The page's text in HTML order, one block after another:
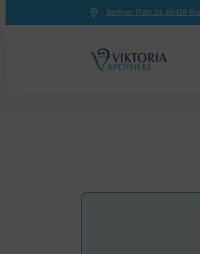
Berliner Platz 24, 65428